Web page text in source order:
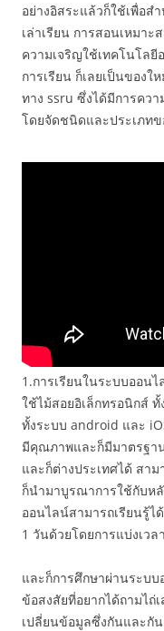
อย่างอิสระแล้วก็ใช้เพื่อส
เล่าเรียน การสอนเหมาะ
ความเจริญใช้เทคโนโล
การเรียน ก็เลยเป็นของใ
ทาง ssru ซึ่งได้มีการคว
โดยจัดชนิดและประเภท
1.การเรียนในระบบออน
ใช้ไม้สอยอิเล็กทรอนิกส์ ทั้
ทั้งระบบ android และ
มีคุณภาพและก็มีมาตรฐา
และก็ต่างประเทศได้ สา
ก็นำมาบูรณาการใช้กับหลั
ออนไลน์สามารถเรียนรู้
1 วันด้วยโดยการแบ่งเวล
และก็การศึกษาผ่านระบบ
ข้อสงสัยที่อยากได้ถามไถ่
เปลี่ยนข้อมูลซึ่งกันและกั